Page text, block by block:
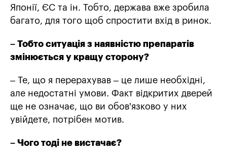
Японії, ЄС та ін. Тобто, держава вже зробила
багато, для того щоб спростити вхід в ринок.
– Тобто ситуація з наявністю препаратів
змінюється у кращу сторону?
– Те, що я перерахував – це лише необхідні,
але недостатні умови. Факт відкритих дверей
ще не означає, що ви обов'язково у них
увійдете, потрібен мотив.
– Чого тоді не вистачає?